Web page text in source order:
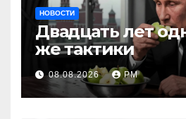
НОВОСТИ
Двадцать лет
же тактики
08.08.2026 РМ